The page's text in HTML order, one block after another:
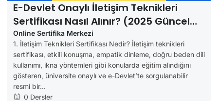
E-Devlet Onaylı İletişim Teknikleri
Sertifikası Nasıl Alınır? (2025 Güncel
Rehber)
Online Sertifika Merkezi
1. İletişim Teknikleri Sertifikası Nedir? İletişim teknikleri
sertifikası, etkili konuşma, empatik dinleme, doğru beden dili
kullanımı, ikna yöntemleri gibi konularda eğitim alındığını
gösteren, üniversite onaylı ve e-Devlet’te sorgulanabilir
resmi bir...
0 Dersler